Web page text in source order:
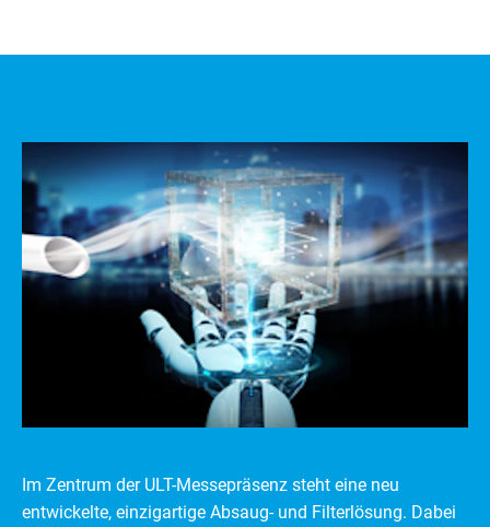
Im Zentrum der ULT-Messepräsenz steht eine neu
entwickelte, einzigartige Absaug- und Filterlösung. Dabei